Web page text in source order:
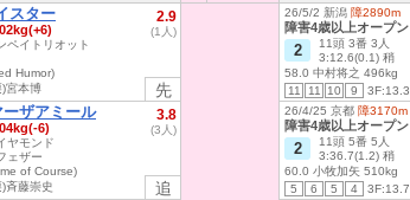
スター
ペイトリオット
Humor)
宮本博
2.9
(1人)
先
26/5/2 新潟 障2890m
障害4歳以上オープン
2
11頭 3番 3人
3:12.6(0.1) 稍
58.0 中村将之 496kg
11
11 10 9 3F:13.3
ザアミール
6)
ヤモンド
ェザー
of Course)
斉藤崇史
3.8
(3人)
追
26/4/25 京都 障3170m
障害4歳以上オープン
2
11頭 5番 5人
3:36.7(1.2) 稍
60.0 小牧加矢 510kg
5
6 5 4 3F:13.7